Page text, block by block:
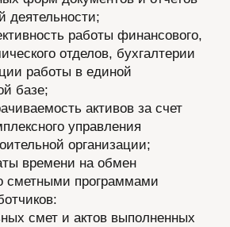
деятельности;
работы финансового,
отделов, бухгалтерии
работы в единой
базе;
активов за счет
управления
организации;
времени на обмен
сметными программами
смет и актов выполненных